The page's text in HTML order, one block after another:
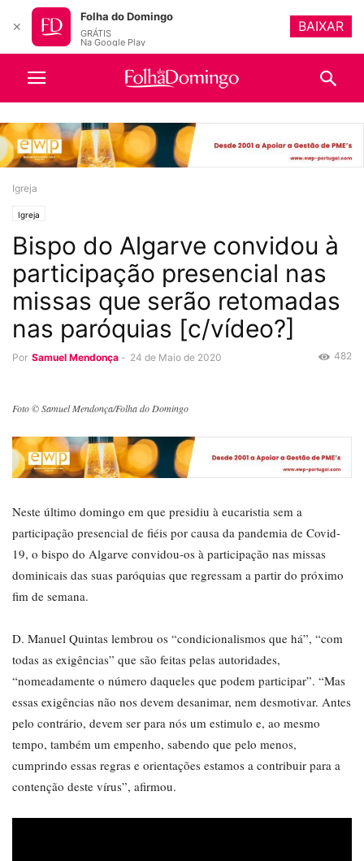
Igreja
Igreja
Bispo do Algarve convidou à
participação presencial nas
missas que serão retomadas
nas paróquias [c/vídeo?]
Por Samuel Mendonça - 24 de Maio de 2020 482
Foto © Samuel Mendonça/Folha do Domingo
Neste último domingo em que presidiu à eucaristia sem a
participação presencial de fiéis por causa da pandemia de Covid-
19, o bispo do Algarve convidou-os à participação nas missas
dominicais das suas paróquias que regressam a partir do próximo
fim de semana.
D. Manuel Quintas lembrou os “condicionalismos que há”, “com
todas as exigências” que são feitas pelas autoridades,
“nomeadamente o número daqueles que podem participar”. “Mas
essas exigências não nos devem desanimar, nem desmotivar. Antes
pelo contrário, devem ser para nós um estimulo e, ao mesmo
tempo, também um empenho, sabendo que pelo menos,
cumprindo essas regras e orientações estamos a contribuir para a
contenção deste vírus”, afirmou.
✕
Folha do Domingo
GRÁTIS
Na Google Play
BAIXAR